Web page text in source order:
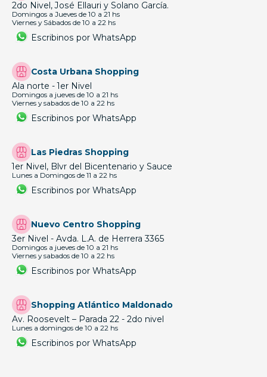
2do Nivel, José Ellauri y Solano García.
Domingos a Jueves de 10 a 21 hs
Viernes y Sábados de 10 a 22 hs
Escribinos por WhatsApp
Costa Urbana Shopping
Ala norte - 1er Nivel
Domingos a jueves de 10 a 21 hs
Viernes y sabados de 10 a 22 hs
Escribinos por WhatsApp
Las Piedras Shopping
1er Nivel, Blvr del Bicentenario y Sauce
Lunes a Domingos de 11 a 22 hs
Escribinos por WhatsApp
Nuevo Centro Shopping
3er Nivel - Avda. L.A. de Herrera 3365
Domingos a jueves de 10 a 21 hs
Viernes y sabados de 10 a 22 hs
Escribinos por WhatsApp
Shopping Atlántico Maldonado
Av. Roosevelt – Parada 22 - 2do nivel
Lunes a domingos de 10 a 22 hs
Escribinos por WhatsApp